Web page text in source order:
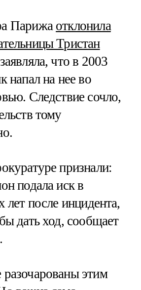
Парижа отклонила
Тристан
что в 2003
напал на нее во
Следствие сочло,
тому
признали:
подала иск в
лет после инцидента,
дать ход, сообщает
этим